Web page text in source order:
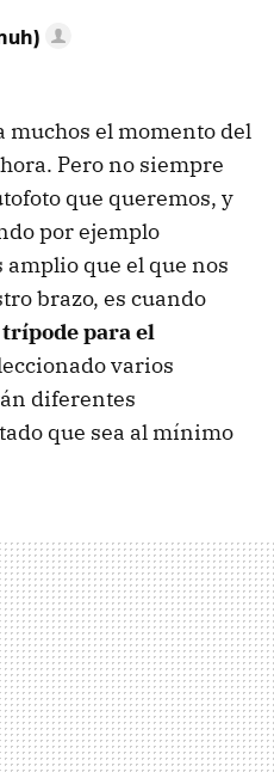
muchos el momento del
Pero no siempre
que queremos, y
por ejemplo
que el que nos
brazo, es cuando
trípode para el
varios
diferentes
que sea al mínimo